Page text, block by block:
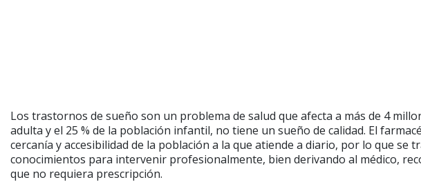
Los trastornos de sueño son un problema de salud que afecta a más de 4
adulta y el 25 % de la población infantil, no tiene un sueño de calidad. El
cercanía y accesibilidad de la población a la que atiende a diario, por lo que
conocimientos para intervenir profesionalmente, bien derivando al médico,
que no requiera prescripción.